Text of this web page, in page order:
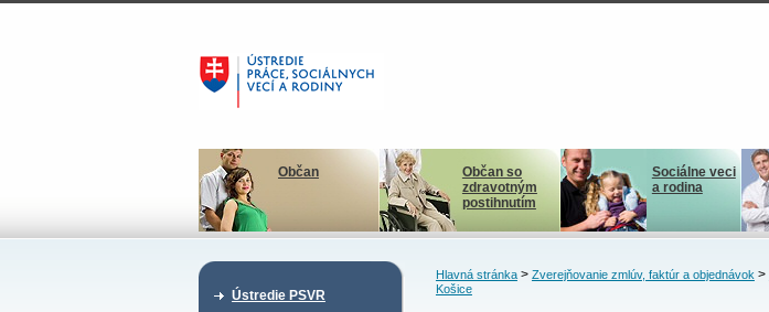
Občan
Občan so
zdravotným
postihnutím
Sociálne veci
a rodina
Ústredie PSVR
Hlavná stránka> Zverejňovanie zmlúv, faktúr a objednávok>
Košice